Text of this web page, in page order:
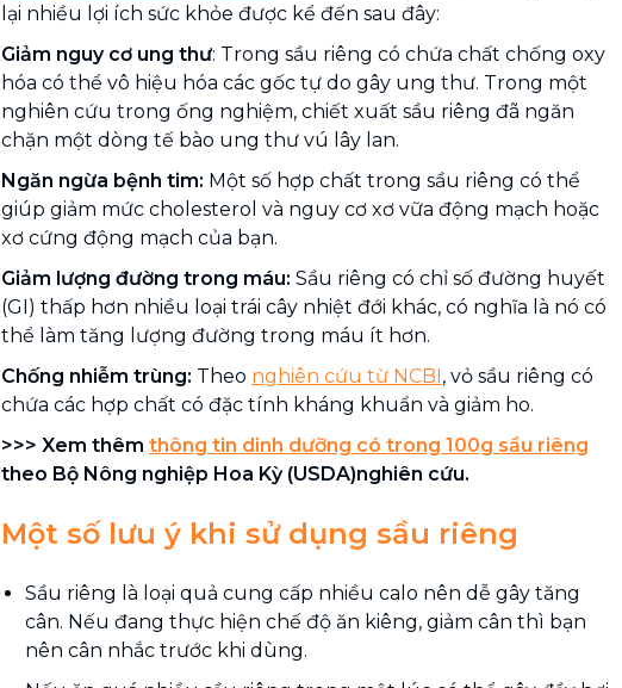
lại nhiều lợi ích sức khỏe được kể đến sau đây:
Giảm nguy cơ ung thư: Trong sầu riêng có chứa chất chống oxy
hóa có thể vô hiệu hóa các gốc tự do gây ung thư. Trong một
nghiên cứu trong ống nghiệm, chiết xuất sầu riêng đã ngăn
chặn một dòng tế bào ung thư vú lây lan.
Ngăn ngừa bệnh tim: Một số hợp chất trong sầu riêng có thể
giúp giảm mức cholesterol và nguy cơ xơ vữa động mạch hoặc
xơ cứng động mạch của bạn.
Giảm lượng đường trong máu: Sầu riêng có chỉ số đường huyết
(GI) thấp hơn nhiều loại trái cây nhiệt đới khác, có nghĩa là nó có
thể làm tăng lượng đường trong máu ít hơn.
Chống nhiễm trùng: Theo nghiên cứu từ NCBI, vỏ sầu riêng có
chứa các hợp chất có đặc tính kháng khuẩn và giảm ho.
>>> Xem thêm thông tin dinh dưỡng có trong 100g sầu riêng
theo Bộ Nông nghiệp Hoa Kỳ (USDA)nghiên cứu.
Một số lưu ý khi sử dụng sầu riêng
Sầu riêng là loại quả cung cấp nhiều calo nên dễ gây tăng
cân. Nếu đang thực hiện chế độ ăn kiêng, giảm cân thì bạn
nên cân nhắc trước khi dùng.